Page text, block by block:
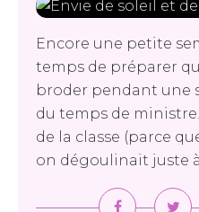
Encore une petite
temps de préparer
broder pendant une
du temps de
de la classe (parce
on dégoulinait juste